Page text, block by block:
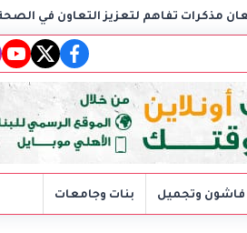
التعاون في الصحة والنقل والتعليم
facebook
twitter
فاشون وتجميل بنات وجامعات